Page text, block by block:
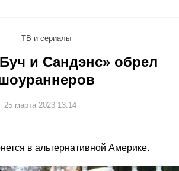
ТВ и сериалы
и Сандэнс» обрел
25 марта 2023 13:14
в альтернативной Америке.